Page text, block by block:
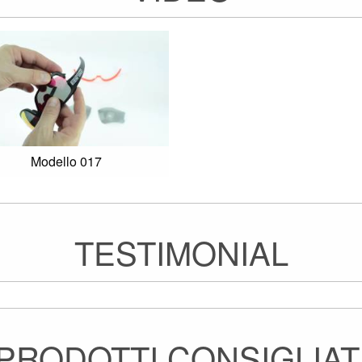
Modello 017
TESTIMONIAL